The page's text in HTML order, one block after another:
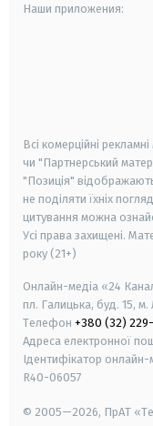
Наши приложения:
Всі комерційні
чи "Партнерський
"Позиція"
не поділяти їхніх
цитування можна
Усі права захищені.
року (21+)
Онлайн-медіа «24
пл. Галицька, буд. 15, м.
Телефон +380 (32)
Адреса електронної
Ідентифікатор онлайн-
R40-06057
© 2005—2026, ПрАТ